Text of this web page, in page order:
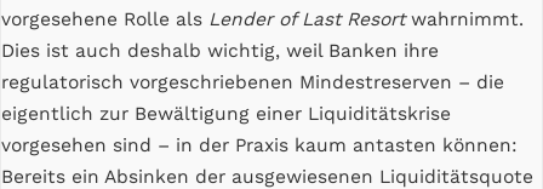
vorgesehene Rolle als Lender of Last Resortwahrnimmt.
Dies ist auch deshalb wichtig, weil Banken ihre
regulatorisch vorgeschriebenen Mindestreserven – die
eigentlich zur Bewältigung einer Liquiditätskrise
vorgesehen sind – in der Praxis kaum antasten können:
Bereits ein Absinken der ausgewiesenen Liquiditätsquote